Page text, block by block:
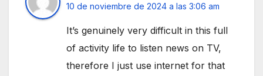
10 de noviembre de 2024 a las 3:06 am
It’s genuinely very difficult in this full
of activity life to listen news on TV,
therefore I just use internet for that